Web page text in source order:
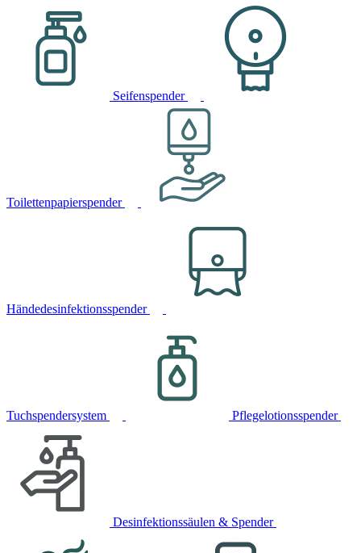
Seifenspender
Toilettenpapierspender
Händedesinfektionsspender
Tuchspendersystem Pflegelotionsspender
Desinfektionssäulen & Spender